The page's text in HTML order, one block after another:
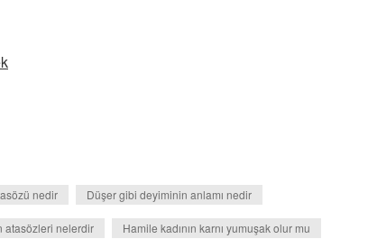
nedir Düşer gibi deyiminin anlamı nedir
atasözleri nelerdir Hamile kadının karnı yumuşak olur mu